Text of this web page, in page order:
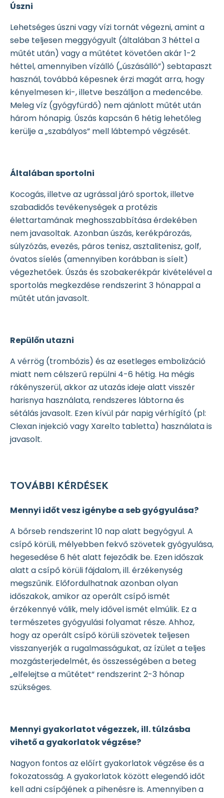
Úszni
Lehetséges úszni vagy vízi tornát végezni, amint a
sebe teljesen meggyógyult (általában 3 héttel a
műtét után) vagy a műtétet követően akár 1-2
héttel, amennyiben vízálló („úszásálló”) sebtapaszt
használ, továbbá képesnek érzi magát arra, hogy
kényelmesen ki-, illetve beszálljon a medencébe.
Meleg víz (gyógyfürdő) nem ajánlott műtét után
három hónapig. Úszás kapcsán 6 hétig lehetőleg
kerülje a „szabályos” mell lábtempó végzését.
Általában sportolni
Kocogás, illetve az ugrással járó sportok, illetve
szabadidős tevékenységek a protézis
élettartamának meghosszabbítása érdekében
nem javasoltak. Azonban úszás, kerékpározás,
súlyzózás, evezés, páros tenisz, asztalitenisz, golf,
óvatos síelés (amennyiben korábban is síelt)
végezhetőek. Úszás és szobakerékpár kivételével a
sportolás megkezdése rendszerint 3 hónappal a
műtét után javasolt.
Repülőn utazni
A vérrög (trombózis) és az esetleges embolizáció
miatt nem célszerű repülni 4-6 hétig. Ha mégis
rákényszerül, akkor az utazás ideje alatt visszér
harisnya használata, rendszeres lábtorna és
sétálás javasolt. Ezen kívül pár napig vérhígító (pl:
Clexan injekció vagy Xarelto tabletta) használata is
javasolt.
TOVÁBBI KÉRDÉSEK
Mennyi időt vesz igénybe a seb gyógyulása?
A bőrseb rendszerint 10 nap alatt begyógyul. A
csípő körüli, mélyebben fekvő szövetek gyógyulása,
hegesedése 6 hét alatt fejeződik be. Ezen időszak
alatt a csípő körüli fájdalom, ill. érzékenység
megszűnik. Előfordulhatnak azonban olyan
időszakok, amikor az operált csípő ismét
érzékennyé válik, mely idővel ismét elmúlik. Ez a
természetes gyógyulási folyamat része. Ahhoz,
hogy az operált csípő körüli szövetek teljesen
visszanyerjék a rugalmasságukat, az ízület a teljes
mozgásterjedelmét, és összességében a beteg
„elfelejtse a műtétet“ rendszerint 2-3 hónap
szükséges.
Mennyi gyakorlatot végezzek, ill. túlzásba
vihető a gyakorlatok végzése?
Nagyon fontos az előírt gyakorlatok végzése és a
fokozatosság. A gyakorlatok között elegendő időt
kell adni csípőjének a pihenésre is. Amennyiben a